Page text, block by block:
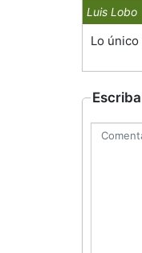
Luis Lobo
Lo